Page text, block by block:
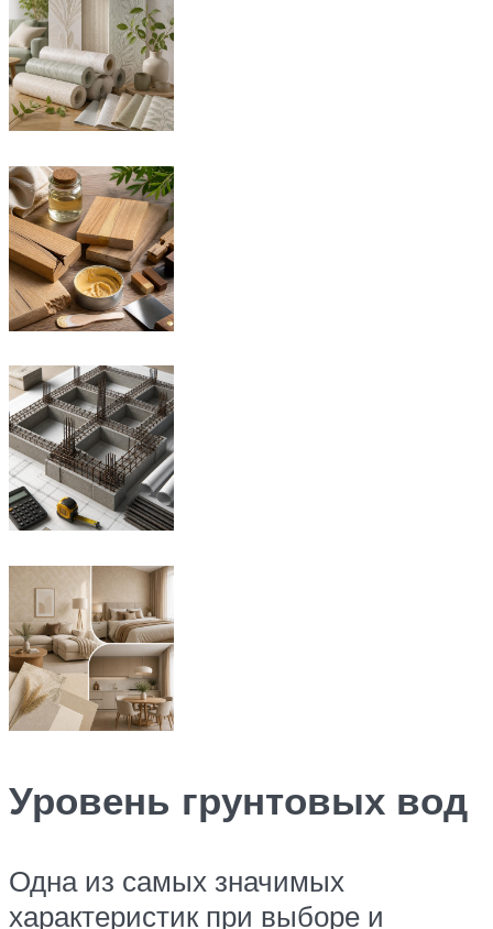
Уровень грунтовых вод
Одна из самых значимых
характеристик при выборе и